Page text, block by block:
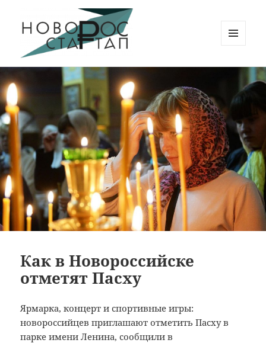
Новорос Стартап
ВИДЖЕТЫ
Как в Новороссийске
отметят Пасху
Ярмарка, концерт и спортивные игры:
новороссийцев приглашают отметить Пасху в
парке имени Ленина, сообщили в